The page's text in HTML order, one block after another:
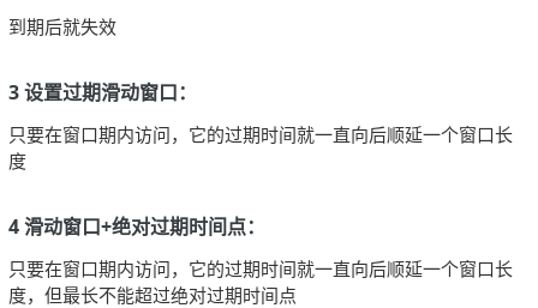
到期后就失效
3 设置过期滑动窗口：
只要在窗口期内访问，它的过期时间就一直向后顺延一个窗口长
度
4 滑动窗口+绝对过期时间点：
只要在窗口期内访问，它的过期时间就一直向后顺延一个窗口长
度，但最长不能超过绝对过期时间点